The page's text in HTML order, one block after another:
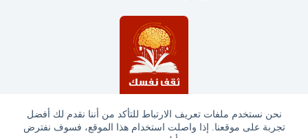
نحن نستخدم ملفات تعريف الارتباط للتأكد من أننا نقدم لك أفضل
تجربة على موقعنا. إذا واصلت استخدام هذا الموقع، فسوف نفترض